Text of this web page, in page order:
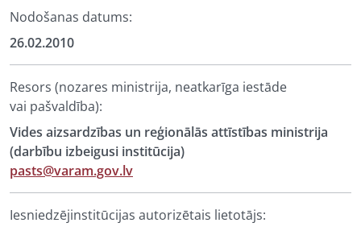
Nodošanas datums:
26.02.2010
Resors (nozares ministrija, neatkarīga iestāde
vai pašvaldība):
Vides aizsardzības un reģionālās attīstības ministrija
(darbību izbeigusi institūcija)
pasts@varam.gov.lv
Iesniedzējinstitūcijas autorizētais lietotājs: